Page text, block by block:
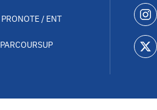
PRONOTE / ENT
PARCOURSUP